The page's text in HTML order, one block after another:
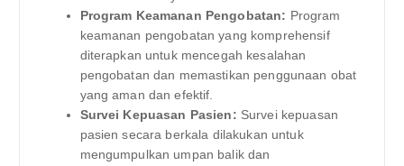
Program Keamanan Pengobatan: Program
keamanan pengobatan yang komprehensif
diterapkan untuk mencegah kesalahan
pengobatan dan memastikan penggunaan obat
yang aman dan efektif.
Survei Kepuasan Pasien: Survei kepuasan
pasien secara berkala dilakukan untuk
mengumpulkan umpan balik dan